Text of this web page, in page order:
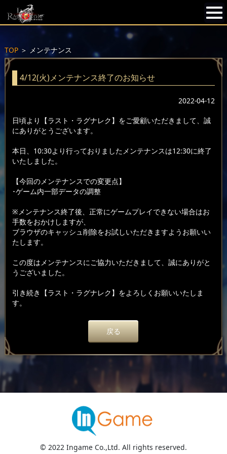
TOP＞ メンテナンス
4/12(火)メンテナンス終了のお知らせ
2022-04-12
日頃より【ラスト・ラグナレク】をご愛顧いただきまして、誠
にありがとうございます。
本日、10:30より行っておりましたメンテナンスは12:30に終了
いたしました。
【今回のメンテナンスでの変更点】
･ゲーム内一部データの調整
※メンテナンス終了後、正常にゲームプレイできない場合はお
手数をおかけしますが、
ブラウザのキャッシュ削除をお試しいただきますようお願いい
たします。
この度はメンテナンスにご協力いただきまして、誠にありがと
うございました。
引き続き【ラスト・ラグナレク】をよろしくお願いいたしま
す。
戻る
© 2022 Ingame Co.,Ltd. All rights reserved.